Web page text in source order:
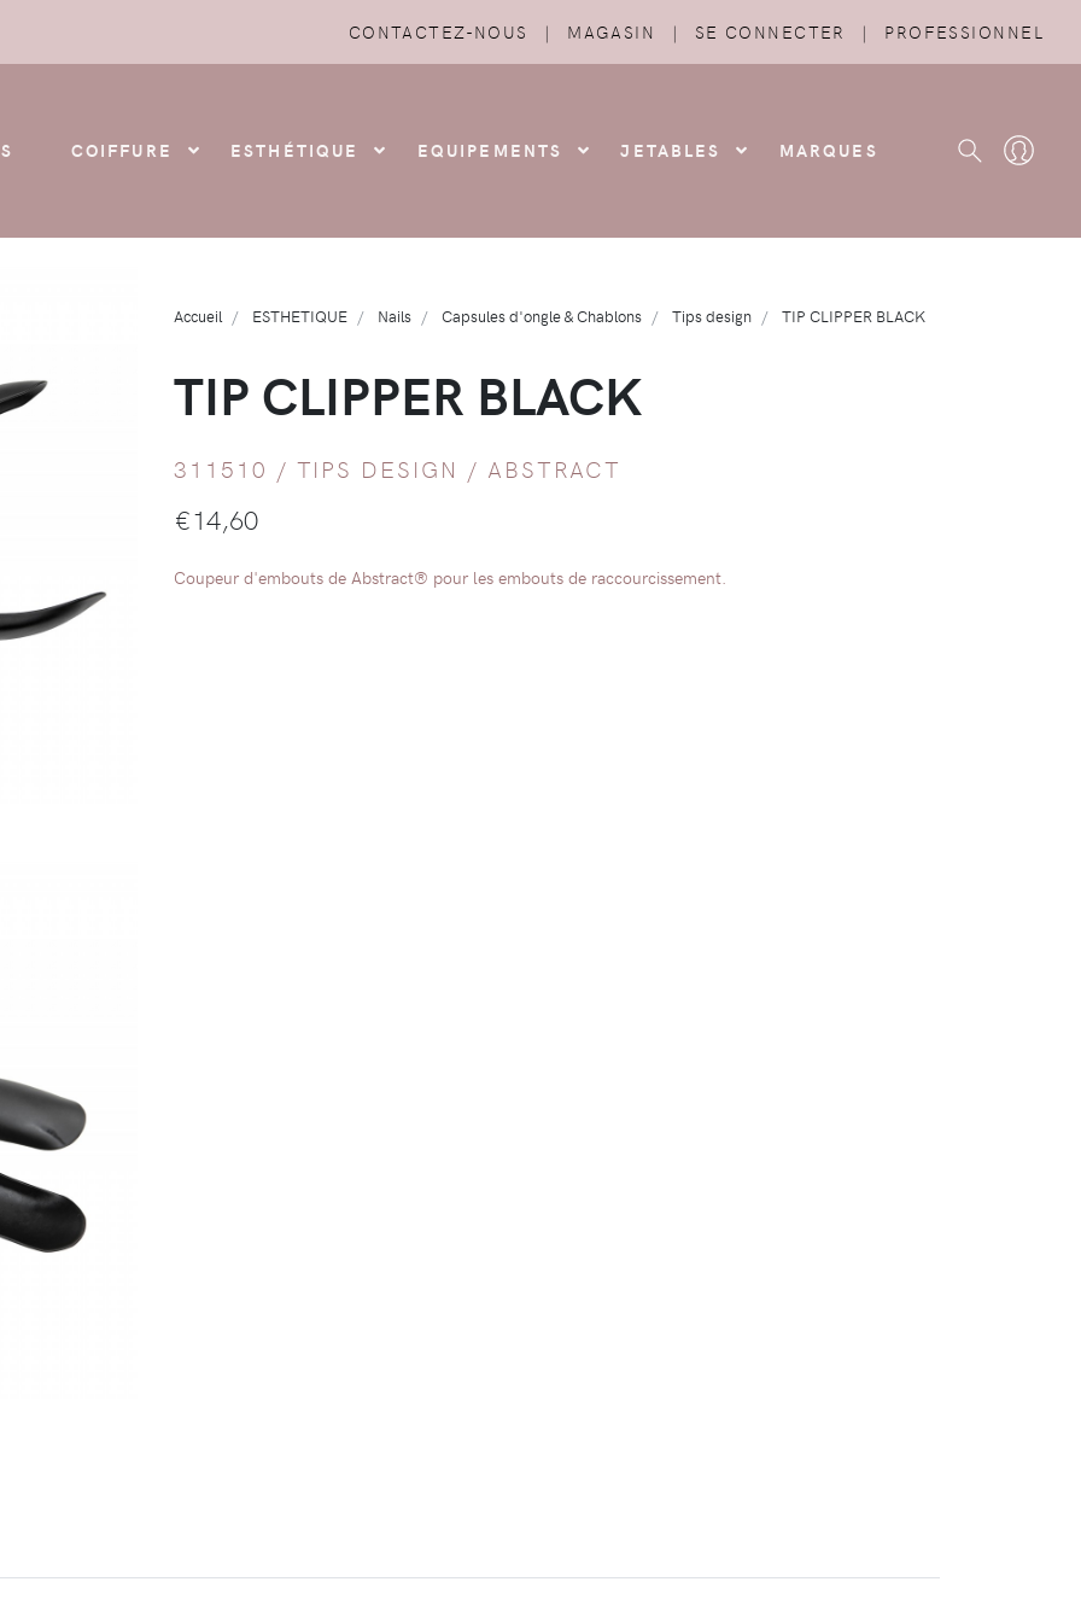
CONTACTEZ-NOUS | MAGASIN | SE CONNECTER | PROFESSIONNEL
COIFFURE ESTHÉTIQUE EQUIPEMENTS JETABLES MARQUES
Accueil ESTHETIQUE Nails Capsules d'ongle & Chablons Tips design TIP CLIPPER BLACK
TIP CLIPPER BLACK
311510 / TIPS DESIGN / ABSTRACT
€14,60
Coupeur d'embouts de Abstract® pour les embouts de raccourcissement.